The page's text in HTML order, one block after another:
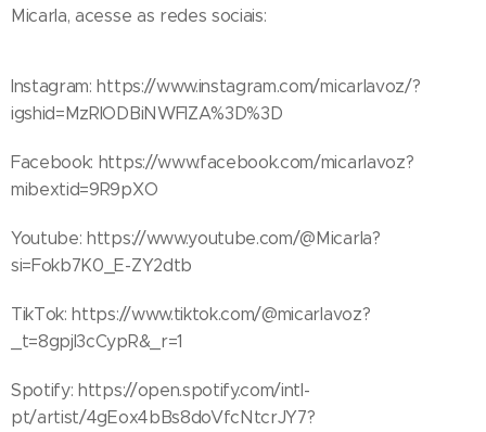
Micarla, acesse as redes sociais:
Instagram: https://www.instagram.com/micarlavoz/?
igshid=MzRlODBiNWFlZA%3D%3D
Facebook: https://www.facebook.com/micarlavoz?
mibextid=9R9pXO
Youtube: https://www.youtube.com/@Micarla?
si=Fokb7K0_E-ZY2dtb
TikTok: https://www.tiktok.com/@micarlavoz?
_t=8gpjI3cCypR&_r=1
Spotify: https://open.spotify.com/intl-
pt/artist/4gEox4bBs8doVfcNtcrJY7?